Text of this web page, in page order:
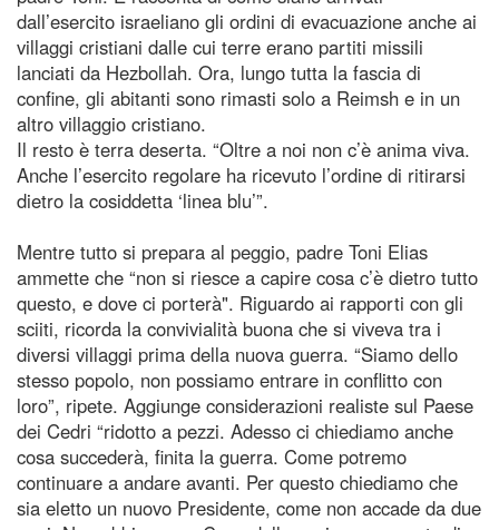
dall’esercito israeliano gli ordini di evacuazione anche ai
villaggi cristiani dalle cui terre erano partiti missili
lanciati da Hezbollah. Ora, lungo tutta la fascia di
confine, gli abitanti sono rimasti solo a Reimsh e in un
altro villaggio cristiano.
Il resto è terra deserta. “Oltre a noi non c’è anima viva.
Anche l’esercito regolare ha ricevuto l’ordine di ritirarsi
dietro la cosiddetta ‘linea blu’”.
Mentre tutto si prepara al peggio, padre Toni Elias
ammette che “non si riesce a capire cosa c’è dietro tutto
questo, e dove ci porterà". Riguardo ai rapporti con gli
sciiti, ricorda la convivialità buona che si viveva tra i
diversi villaggi prima della nuova guerra. “Siamo dello
stesso popolo, non possiamo entrare in conflitto con
loro”, ripete. Aggiunge considerazioni realiste sul Paese
dei Cedri “ridotto a pezzi. Adesso ci chiediamo anche
cosa succederà, finita la guerra. Come potremo
continuare a andare avanti. Per questo chiediamo che
sia eletto un nuovo Presidente, come non accade da due